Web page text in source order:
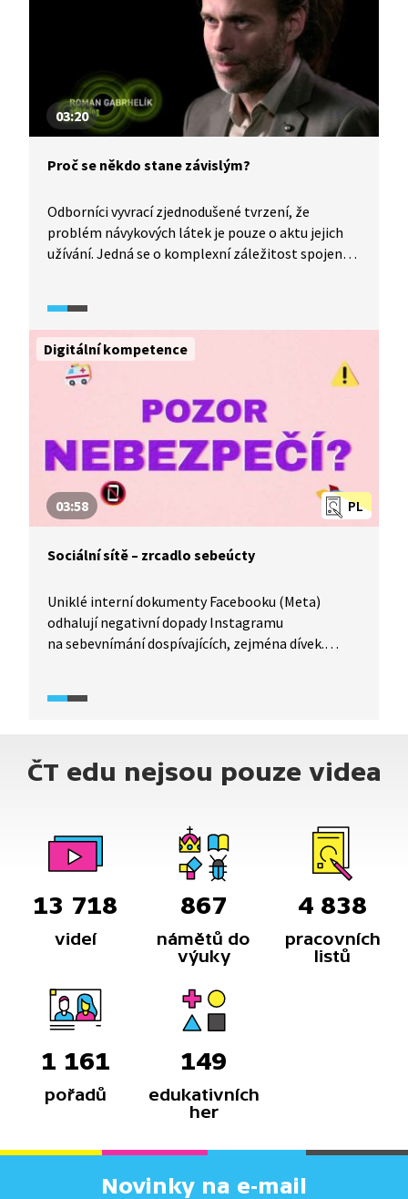
na jednotlivci, i technologické společnosti
by měly navrhovat platformy, které nevytvářejí
03:20
Proč se někdo stane závislým?
Odborníci vyvrací zjednodušené tvrzení, že
problém návykových látek je pouze o aktu jejich
užívání. Jedná se o komplexní záležitost spojenou
je součástí dokumentárního cyklu Česko
na drogách (2024).
Digitální kompetence
PL
03:58
Sociální sítě – zrcadlo sebeúcty
Uniklé interní dokumenty Facebooku (Meta)
odhalují negativní dopady Instagramu
na sebevnímání dospívajících, zejména dívek.
sociálního srovnávání, které může vést ke snížení
porovnávání se a jaké etické otázky z toho
ČT edu nejsou pouze videa
13 718
videí
867
námětů do
výuky
4 838
pracovních
listů
1 161
pořadů
149
edukativních
her
Novinky na e-mail